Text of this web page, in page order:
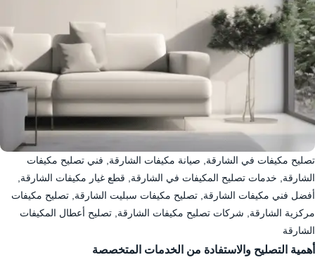
تصليح مكيفات في الشارقة, صيانة مكيفات الشارقة, فني تصليح مكيفات
الشارقة, خدمات تصليح المكيفات في الشارقة, قطع غيار مكيفات الشارقة,
أفضل فني مكيفات الشارقة, تصليح مكيفات سبليت الشارقة, تصليح مكيفات
مركزية الشارقة, شركات تصليح مكيفات الشارقة, تصليح أعطال المكيفات
الشارقة
أهمية التصليح والاستفادة من الخدمات المتخصصة